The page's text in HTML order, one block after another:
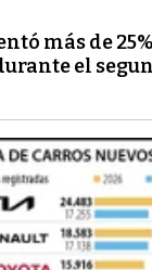
más de
el